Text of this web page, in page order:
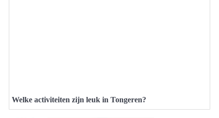
Welke activiteiten zijn leuk in Tongeren?